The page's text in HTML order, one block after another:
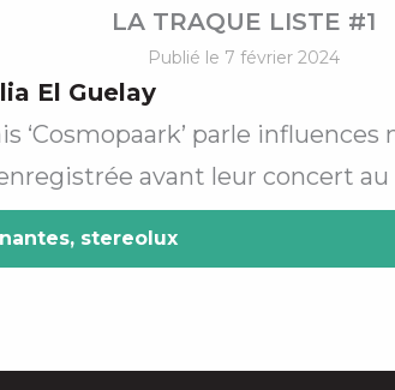
LA TRAQUE LISTE #1
Publié le 7 février 2024
El Guelay
‘Cosmopaark’ parle
avant leur concert au
nantes, stereolux